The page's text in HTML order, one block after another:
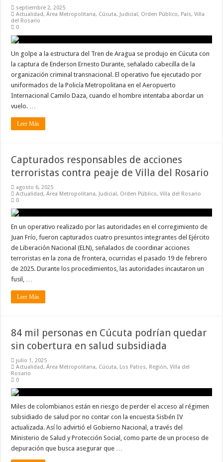
septiembre 2, 2025
Actualidad,Área Metropolitana, Cúcuta, Judicial, Orden Público, País,Villa
del Rosario
0
Un golpe a la estructura del Tren de Aragua se produjo en Cúcuta con
la captura de Enderson Ernesto Durante, señalado cabecilla de la
organización criminal transnacional. El operativo fue ejecutado por
uniformados de la Policía Metropolitana en el Aeropuerto
Internacional Camilo Daza, cuando el hombre intentaba abordar un
vuelo. …
Leer Más
Capturados responsables de acciones
terroristas contra peaje de Villa del Rosario
agosto 6, 2025
Actualidad,Área Metropolitana, Judicial, Orden Público,Villa del Rosario
0
En un operativo realizado por las autoridades en el corregimiento de
Juan Frío, fueron capturados cuatro presuntos integrantes del Ejército
de Liberación Nacional (ELN), señalados de coordinar acciones
terroristas en la zona de frontera, ocurridas el pasado 19 de febrero
de 2025. Durante los procedimientos, las autoridades incautaron un
fusil, …
Leer Más
84 mil personas en Cúcuta podrían quedar
sin cobertura en salud subsidiada
julio 1, 2025
Actualidad,Área Metropolitana, Cúcuta, Los Patios, Región,Villa del
Rosario
0
Miles de colombianos están en riesgo de perder el acceso al régimen
subsidiado de salud por no contar con la encuesta Sisbén IV
actualizada. Así lo advirtió el Gobierno Nacional, a través del
Ministerio de Salud y Protección Social, como parte de un proceso de
depuración que busca asegurar que …